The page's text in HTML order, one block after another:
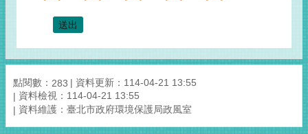
點閱數： 283 資料更新： 114-04-21 13:55
資料檢視： 114-04-21 13:55
資料維護： 臺北市政府環境保護局政風室